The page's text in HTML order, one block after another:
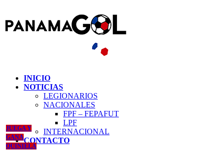
INICIO
NOTICIAS
LEGIONARIOS
NACIONALES
FPF – FEPAFUT
LPF
INTERNACIONAL
CONTACTO
JUEGA Y
GANA
QUINIELA